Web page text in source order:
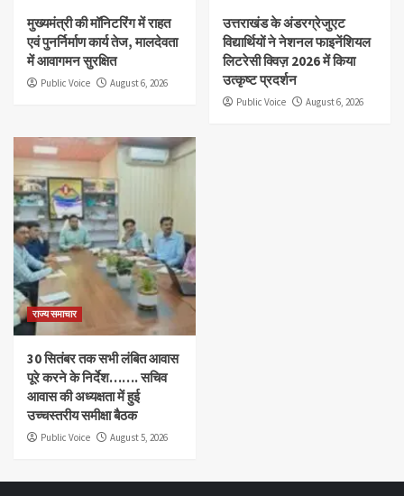
मुख्यमंत्री की मॉनिटरिंग में राहत
एवं पुनर्निर्माण कार्य तेज, मालदेवता
में आवागमन सुरक्षित
Public Voice August 6, 2026
उत्तराखंड के अंडरग्रेजुएट
विद्यार्थियों ने नेशनल फाइनेंशियल
लिटरेसी क्विज़ 2026 में किया
उत्कृष्ट प्रदर्शन
Public Voice August 6, 2026
राज्य समाचार
30 सितंबर तक सभी लंबित आवास
पूरे करने के निर्देश……. सचिव
आवास की अध्यक्षता में हुई
उच्चस्तरीय समीक्षा बैठक
Public Voice August 5, 2026